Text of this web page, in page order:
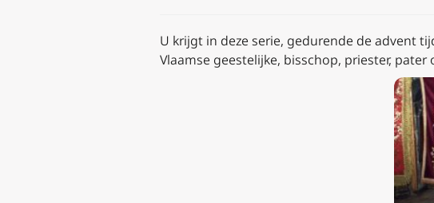
U krijgt in deze serie, gedurende de advent
Vlaamse geestelijke, bisschop, priester, pater